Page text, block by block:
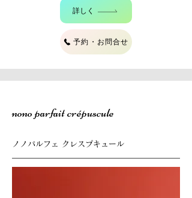
詳しく
予約・お問合せ
nono parfait crépuscule
ノノパルフェ クレスプキュール